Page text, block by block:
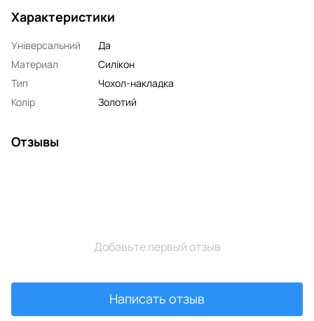
Характеристики
Універсальний
Да
Материал
Силікон
Тип
Чохол-накладка
Колір
Золотий
Отзывы
Добавьте первый отзыв
Написать отзыв